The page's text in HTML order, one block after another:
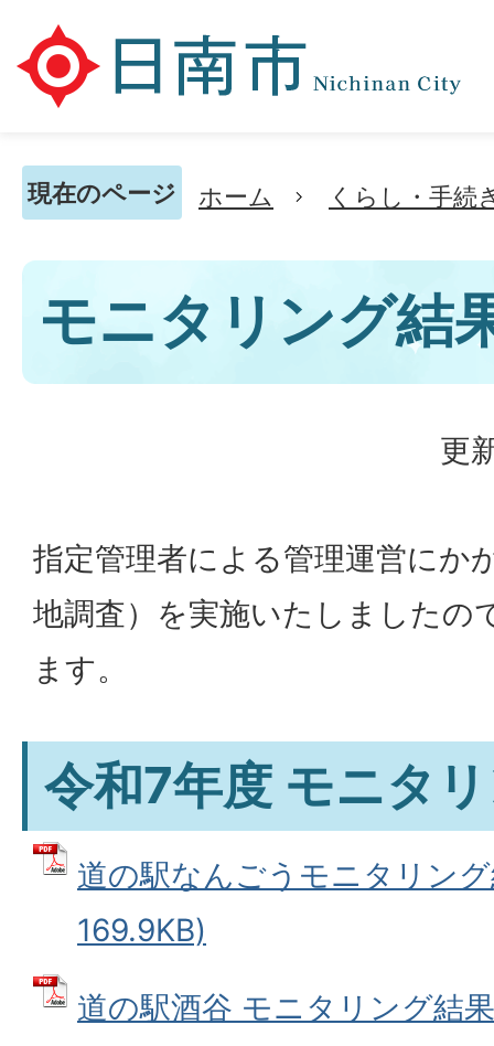
現在のページ ホーム くらし・手続
モニタリング結
更
指定管理者による管理運営にか
地調査）を実施いたしましたの
ます。
令和7年度 モニタ
道の駅なんごうモニタリン
169.9KB)
道の駅酒谷 モニタリング結